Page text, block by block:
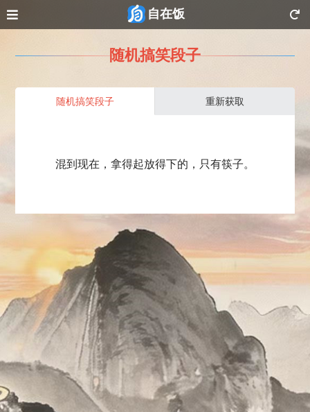
自在饭
随机搞笑段子
随机搞笑段子 重新获取
混到现在，拿得起放得下的，只有筷子。